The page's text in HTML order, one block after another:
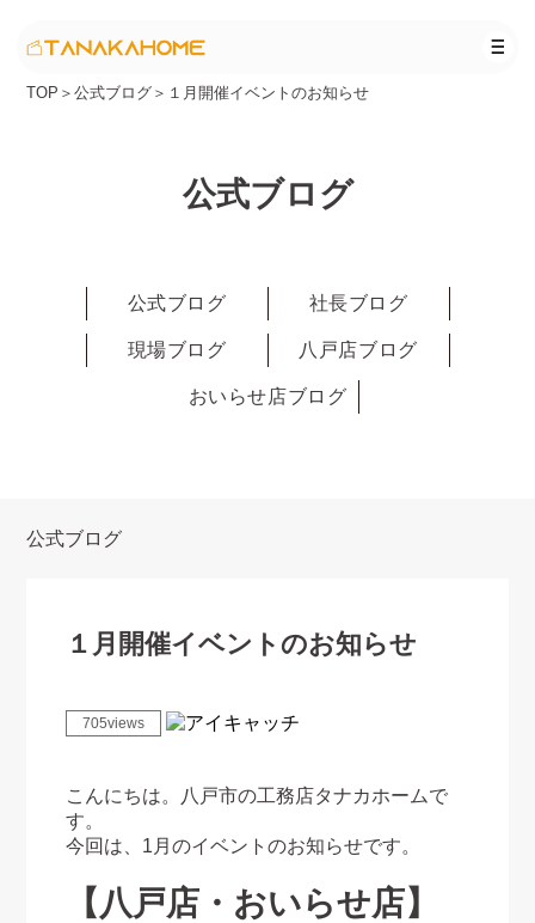
TOP ＞公式ブログ ＞ １月開催イベントのお知らせ
公式ブログ
公式ブログ 社長ブログ
現場ブログ 八戸店ブログ
おいらせ店ブログ
公式ブログ
１月開催イベントのお知らせ
705views
こんにちは。八戸市の工務店タナカホームで
す。
今回は、1月のイベントのお知らせです。
【八戸店・おいらせ店】